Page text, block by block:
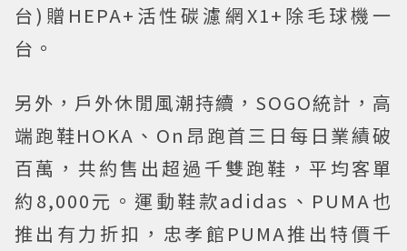
台)贈HEPA+活性碳濾網X1+除毛球機一
台。
另外，戶外休閒風潮持續，SOGO統計，高
端跑鞋HOKA、On昂跑首三日每日業績破
百萬，共約售出超過千雙跑鞋，平均客單
約8,000元。運動鞋款adidas、PUMA也
推出有力折扣，忠孝館PUMA推出特價千